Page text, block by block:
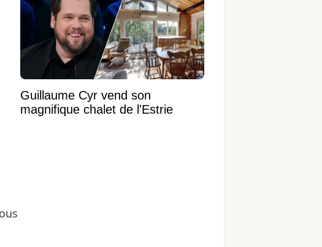
Guillaume Cyr vend son
magnifique chalet de l'Estrie